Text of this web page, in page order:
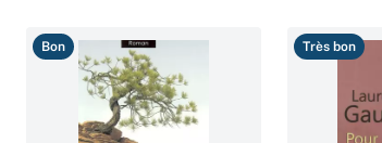
Bon Très bon